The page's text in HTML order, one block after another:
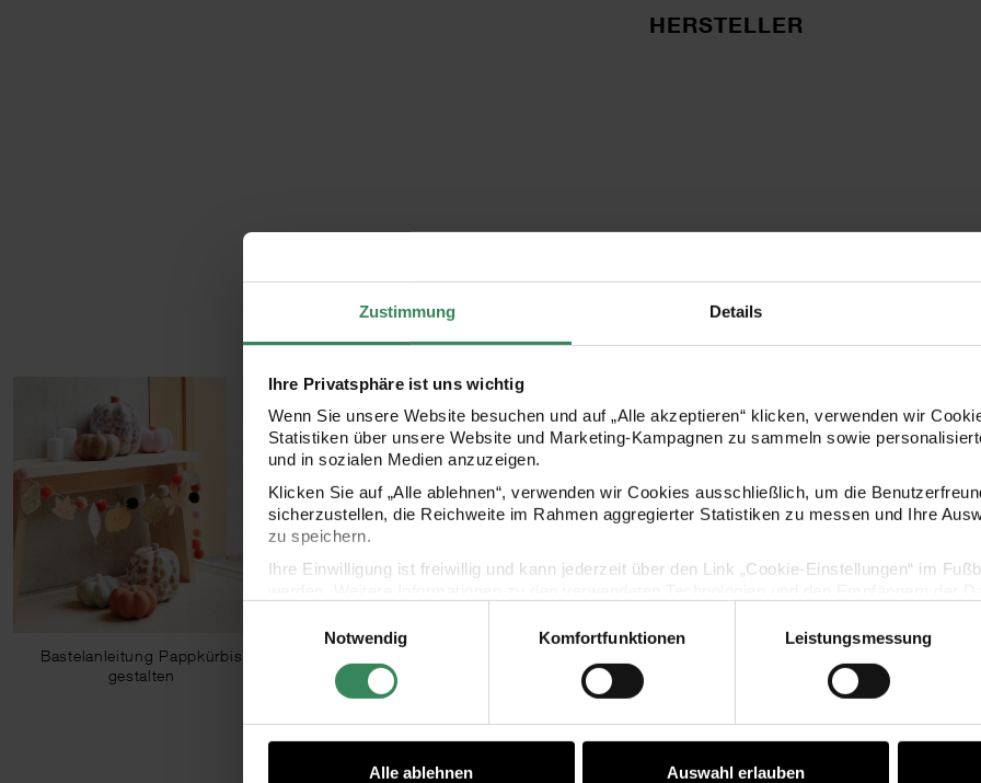
Zustimmung Details
Ihre Privatsphäre ist uns wichtig
Wenn Sie unsere Website besuchen und auf „Alle akzeptieren“ klicken, verwenden wir
Statistiken über unsere Website und Marketing-Kampagnen zu sammeln sowie
und in sozialen Medien anzuzeigen.
Klicken Sie auf „Alle ablehnen“, verwenden wir Cookies ausschließlich, um die
sicherzustellen, die Reichweite im Rahmen aggregierter Statistiken zu messen und Ihre
zu speichern.
Ihre Einwilligung ist freiwillig und kann jederzeit über den Link „Cookie-Einstellungen“ im
Impressum
Datenschutz Vertrag widerrufen
Notwendig
Komfortfunktionen Leistungsmessung
Alle ablehnen Auswahl erlauben
HERSTELLER
KOSTENLOSE ANLEITUNGEN
Bastelanleitung Pappkürbis
gestalten